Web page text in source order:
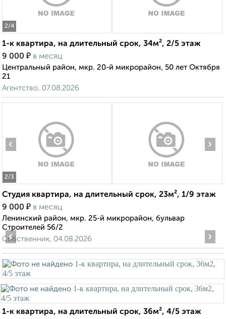
2/4
1-к квартира, на длительный срок, 34м², 2/5 этаж
9 000 ₽ в месяц
Центральный район, мкр. 20-й микрорайон, 50 лет Октября
21
Агентство, 07.08.2026
2/3
‹ ›
Студия квартира, на длительный срок, 23м², 1/9 этаж
9 000 ₽ в месяц
Ленинский район, мкр. 25-й микрорайон, бульвар
Строителей 56/2
Собственник, 04.08.2026
‹ ›
1-к квартира, на длительный срок, 36м², 4/5 этаж